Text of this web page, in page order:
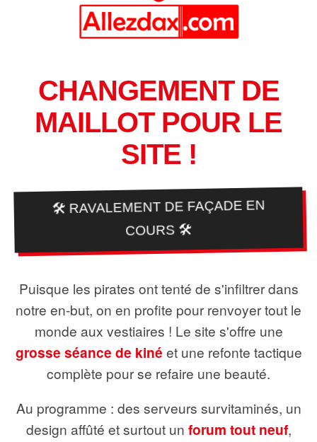
CHANGEMENT DE
MAILLOT POUR LE
SITE !
🛠️ RAVALEMENT DE FAÇADE EN
COURS 🛠️
Puisque les pirates ont tenté de s'infiltrer dans
notre en-but, on en profite pour renvoyer tout le
monde aux vestiaires ! Le site s'offre une
grosse séance de kiné et une refonte tactique
complète pour se refaire une beauté.
Au programme : des serveurs survitaminés, un
design affûté et surtout un forum tout neuf,